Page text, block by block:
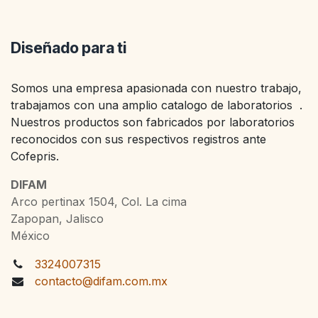
Diseñado para ti
Somos una empresa apasionada con nuestro trabajo,
trabajamos con una amplio catalogo de laboratorios .
Nuestros productos son fabricados por laboratorios
reconocidos con sus respectivos registros ante
Cofepris.
DIFAM
Arco pertinax 1504, Col. La cima
Zapopan, Jalisco
México
3324007315
contacto@difam.com.mx